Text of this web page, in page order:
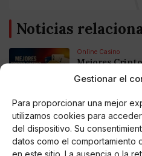
Gestionar el
Para proporcionar una mejor
utilizamos cookies para
del dispositivo. Su
datos como el comportamiento
en este sitio. La ausencia o la
Noticias
Online Casino
Mejores
Online Casino
Mejores